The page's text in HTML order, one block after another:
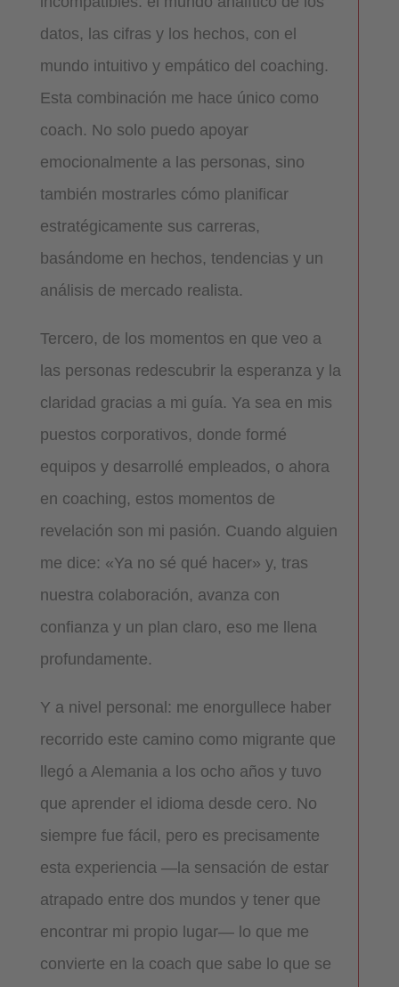
datos, las cifras y los hechos, con el
mundo intuitivo y empático del coaching.
Esta combinación me hace único como
coach. No solo puedo apoyar
emocionalmente a las personas, sino
también mostrarles cómo planificar
estratégicamente sus carreras,
basándome en hechos, tendencias y un
análisis de mercado realista.
Tercero, de los momentos en que veo a
las personas redescubrir la esperanza y la
claridad gracias a mi guía. Ya sea en mis
puestos corporativos, donde formé
equipos y desarrollé empleados, o ahora
en coaching, estos momentos de
revelación son mi pasión. Cuando alguien
me dice: «Ya no sé qué hacer» y, tras
nuestra colaboración, avanza con
confianza y un plan claro, eso me llena
profundamente.
Y a nivel personal: me enorgullece haber
recorrido este camino como migrante que
llegó a Alemania a los ocho años y tuvo
que aprender el idioma desde cero. No
siempre fue fácil, pero es precisamente
esta experiencia —la sensación de estar
atrapado entre dos mundos y tener que
encontrar mi propio lugar— lo que me
convierte en la coach que sabe lo que se